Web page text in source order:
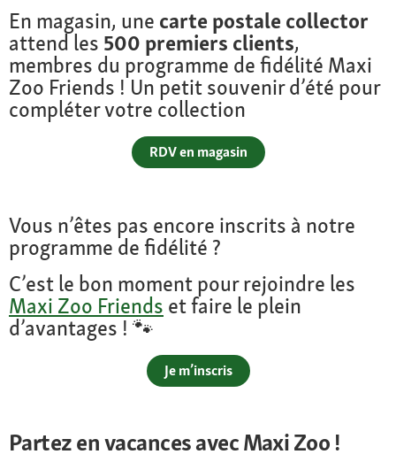
En magasin, une carte postale collector
attend les 500 premiers clients,
membres du programme de fidélité Maxi
Zoo Friends ! Un petit souvenir d’été pour
compléter votre collection
RDV en magasin
Vous n’êtes pas encore inscrits à notre
programme de fidélité ?
C’est le bon moment pour rejoindre les
Maxi Zoo Friends et faire le plein
d’avantages ! 🐾
Je m’inscris
Partez en vacances avec Maxi Zoo !